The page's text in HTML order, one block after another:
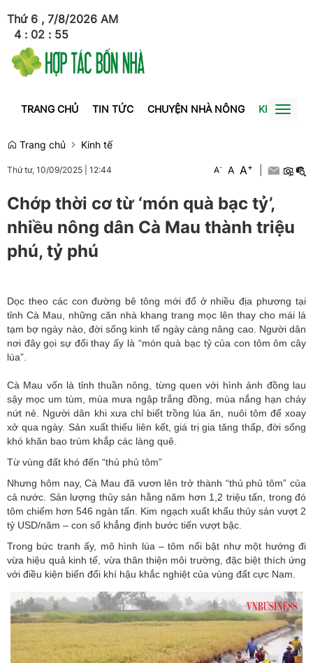
Thứ 6 , 7/8/2026
4 : 02 : 55
AM
TRANG CHỦ TIN TỨC CHUYỆN NHÀ NÔNG KINH TẾToggle
Trang chủ
Kinh tế
Thứ tư, 10/09/2025 12:44 A- A A+
Chớp thời cơ từ ‘món quà bạc tỷ’,
nhiều nông dân Cà Mau thành triệu
phú, tỷ phú
Dọc theo các con đường bê tông mới đổ ở nhiều địa phương tại
tỉnh Cà Mau, những căn nhà khang trang mọc lên thay cho mái lá
tạm bợ ngày nào, đời sống kinh tế ngày càng nâng cao. Người dân
nơi đây gọi sự đổi thay ấy là “món quà bạc tỷ của con tôm ôm cây
lúa”.
Cà Mau vốn là tỉnh thuần nông, từng quen với hình ảnh đồng lau
sậy mọc um tùm, mùa mưa ngập trắng đồng, mùa nắng hạn cháy
nứt nẻ. Người dân khi xưa chỉ biết trồng lúa ăn, nuôi tôm để xoay
xở qua ngày. Sản xuất thiếu liên kết, giá trị gia tăng thấp, đời sống
khó khăn bao trùm khắp các làng quê.
Từ vùng đất khó đến “thủ phủ tôm”
Nhưng hôm nay, Cà Mau đã vươn lên trở thành “thủ phủ tôm” của
cả nước. Sản lượng thủy sản hằng năm hơn 1,2 triệu tấn, trong đó
tôm chiếm hơn 546 ngàn tấn. Kim ngạch xuất khẩu thủy sản vượt 2
tỷ USD/năm – con số khẳng định bước tiến vượt bậc.
Trong bức tranh ấy, mô hình lúa – tôm nổi bật như một hướng đi
vừa hiệu quả kinh tế, vừa thân thiện môi trường, đặc biệt thích ứng
với điều kiện biến đổi khí hậu khắc nghiệt của vùng đất cực Nam.